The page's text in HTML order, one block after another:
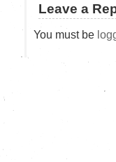
Leave a
You must be